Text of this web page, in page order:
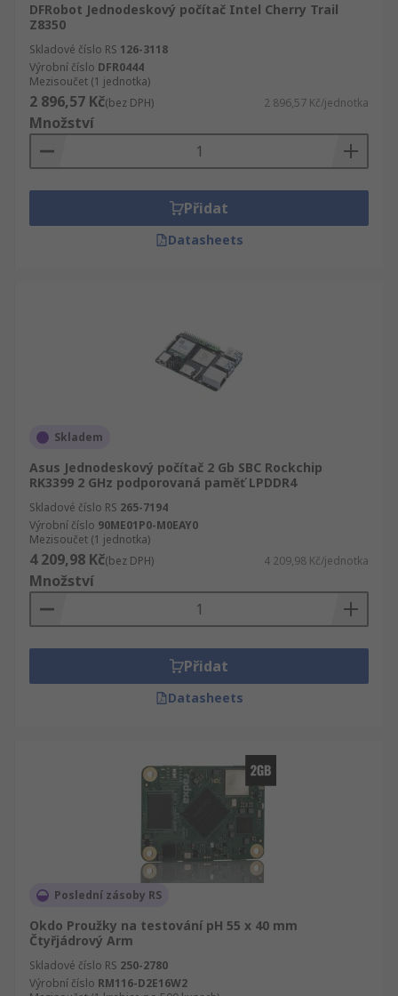
DFRobot Jednodeskový počítač Intel Cherry Trail
Z8350
Skladové číslo RS 126-3118
Výrobní číslo DFR0444
Mezisoučet (1 jednotka)
2 896,57 Kč(bez DPH) 2 896,57 Kč/jednotka
Množství
Přidat
Datasheets
Skladem
Asus Jednodeskový počítač 2 Gb SBC Rockchip
RK3399 2 GHz podporovaná paměť LPDDR4
Skladové číslo RS 265-7194
Výrobní číslo 90ME01P0-M0EAY0
Mezisoučet (1 jednotka)
4 209,98 Kč(bez DPH) 4 209,98 Kč/jednotka
Množství
Přidat
Datasheets
Poslední zásoby RS
Okdo Proužky na testování pH 55 x 40 mm
Čtyřjádrový Arm
Skladové číslo RS 250-2780
Výrobní číslo RM116-D2E16W2